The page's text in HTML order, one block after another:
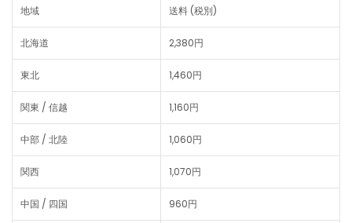
地域 送料 (税別)
北海道 2,380円
東北 1,460円
関東 / 信越 1,160円
中部 / 北陸 1,060円
関西 1,070円
中国 / 四国 960円